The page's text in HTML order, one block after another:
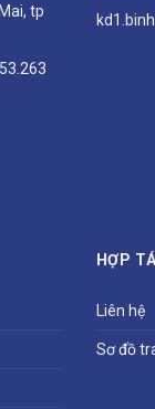
tp
HỢP
Liên hệ
Sơ đồ